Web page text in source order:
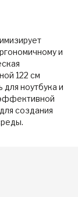
и
122 см
ноутбука и
создания